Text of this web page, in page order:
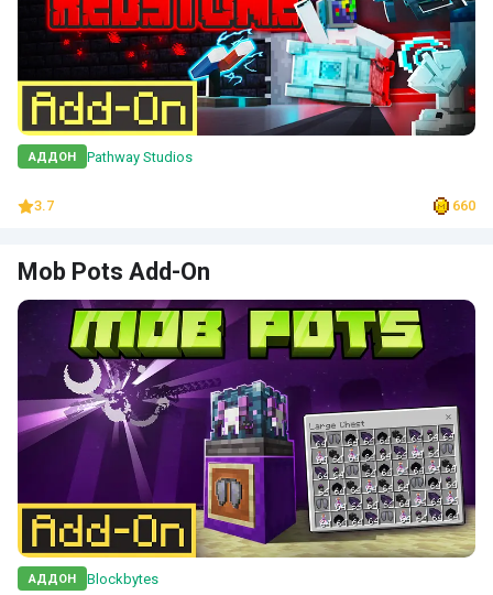
АДДОН Pathway Studios
3.7 660
Mob Pots Add-On
АДДОН Blockbytes